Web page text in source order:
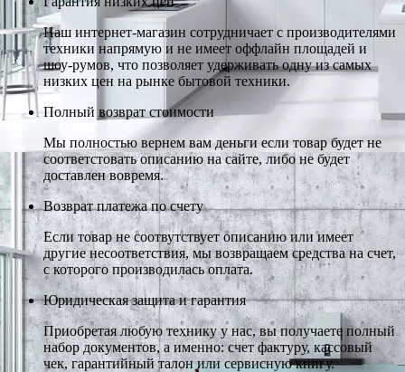
Наш интернет-магазин сотрудничает с производителями
техники напрямую и не имеет оффлайн площадей и
шоу-румов, что позволяет удерживать одну из самых
низких цен на рынке бытовой техники.
Полный возврат стоимости
Мы полностью вернем вам деньги если товар будет не
соответстовать описанию на сайте, либо не будет
доставлен вовремя.
Возврат платежа по счету
Если товар не соотвутствует описанию или имеет
другие несоответствия, мы возвращаем средства на счет,
с которого производилась оплата.
Юридическая защита и гарантия
Приобретая любую технику у нас, вы получаете полный
набор документов, а именно: счет фактуру, кассовый
чек, гарантийный талон или сервисную книгу.